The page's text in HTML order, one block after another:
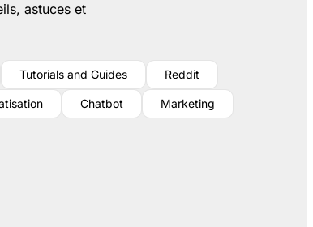
astuces et
Tutorials and Guides Reddit
Chatbot Marketing